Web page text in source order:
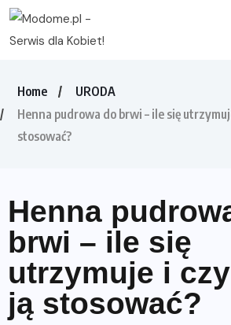
Home
URODA
Henna pudrowa do brwi – ile się
stosować?
Henna
brwi – ile się
utrzymuje i
ją stosować?